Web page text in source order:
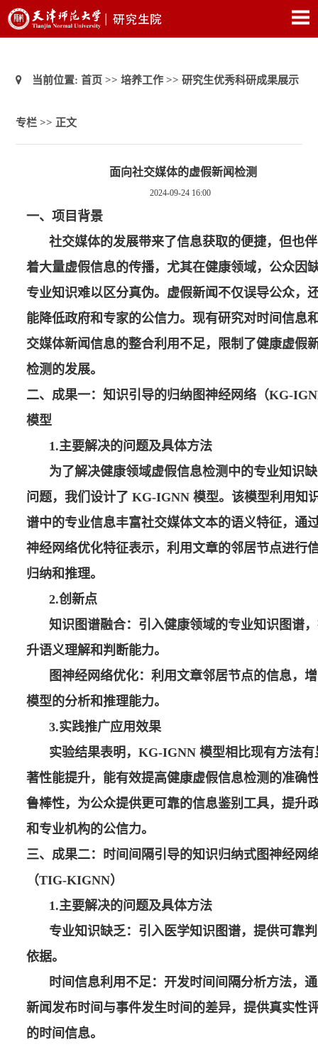
当前位置:首页 >>培养工作 >>研究生优秀科研成果展示
专栏 >> 正文
面向社交媒体的虚假新闻检测
2024-09-24 16:00
一、项目背景
社交媒体的发展带来了信息获取的便捷，但也
着大量虚假信息的传播，尤其在健康领域，公众因
专业知识难以区分真伪。虚假新闻不仅误导公众，
能降低政府和专家的公信力。现有研究对时间信息
交媒体新闻信息的整合利用不足，限制了健康虚假
检测的发展。
二、成果一：知识引导的归纳图神经网络（KG-
模型
1.主要解决的问题及具体方法
为了解决健康领域虚假信息检测中的专业知识
问题，我们设计了 KG-IGNN 模型。该模型利用知
谱中的专业信息丰富社交媒体文本的语义特征，通
神经网络优化特征表示，利用文章的邻居节点进行
归纳和推理。
2.创新点
知识图谱融合：引入健康领域的专业知识图谱
升语义理解和判断能力。
图神经网络优化：利用文章邻居节点的信息，
模型的分析和推理能力。
3.实践推广应用效果
实验结果表明，KG-IGNN 模型相比现有方法有
著性能提升， 能有效提高健康虚假信息检测的准确
鲁棒性，为公众提供更可靠的信息鉴别工具，提升
和专业机构的公信力。
三、成果二：时间间隔引导的知识归纳式图神经网
（TIG-KIGNN）
1.主要解决的问题及具体方法
专业知识缺乏：引入医学知识图谱，提供可靠
依据。
时间信息利用不足：开发时间间隔分析方法，
新闻发布时间与事件发生时间的差异，提供真实性
的时间信息。